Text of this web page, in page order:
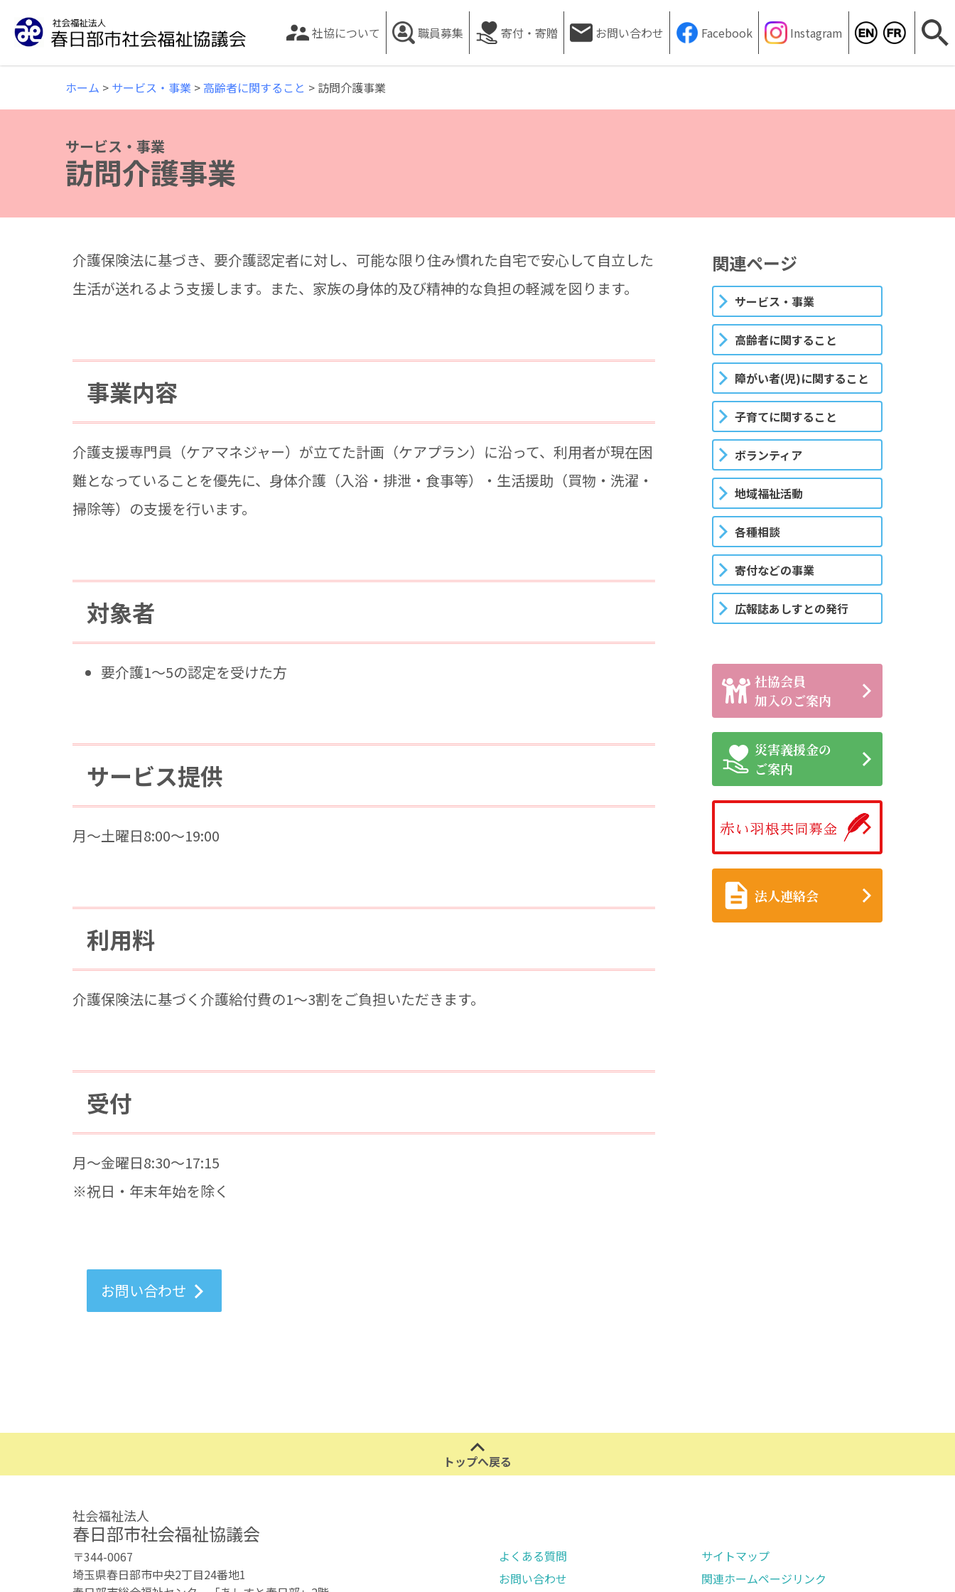
誰もが安心して暮らせる福祉のまちづくりのために様々な事業を推進しています
社協について 職員募集 寄付・寄贈 お問い合わせ Facebook Instagram
サ
ホーム > サービス・事業 >高齢者に関すること > 訪問介護事業
サービス・事業
訪問介護事業
介護保険法に基づき、要介護認定者に対し、可能な限り住み慣れた自宅で安心して自立した
生活が送れるよう支援します。また、家族の身体的及び精神的な負担の軽減を図ります。
事業内容
介護支援専門員（ケアマネジャー）が立てた計画（ケアプラン）に沿って、利用者が現在困
難となっていることを優先に、身体介護（入浴・排泄・食事等）・生活援助（買物・洗濯・
掃除等）の支援を行います。
対象者
要介護1～5の認定を受けた方
サービス提供
月～土曜日8:00～19:00
利用料
介護保険法に基づく介護給付費の1～3割をご負担いただきます。
受付
月～金曜日8:30～17:15
※祝日・年末年始を除く
お問い合わせ
関連ページ
サービス・事業
高齢者に関すること
障がい者(児)に関すること
子育てに関すること
ボランティア
地域福祉活動
各種相談
寄付などの事業
広報誌あしすとの発行
社協会員
加入のご案内
災害義援金の
ご案内
法人連絡会
トップへ戻る
社会福祉法人
春日部市社会福祉協議会
〒344-0067
埼玉県春日部市中央2丁目24番地1
よくある質問
お問い合わせ
サイトマップ
関連ホームページリンク